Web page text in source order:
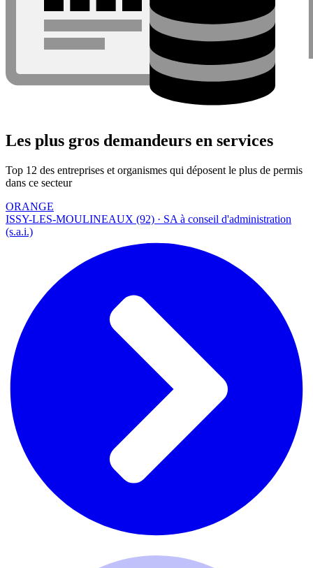
Les plus gros demandeurs en services
Top 12 des entreprises et organismes qui déposent le plus de permis
dans ce secteur
ORANGE
ISSY-LES-MOULINEAUX (92) · SA à conseil d'administration
(s.a.i.)